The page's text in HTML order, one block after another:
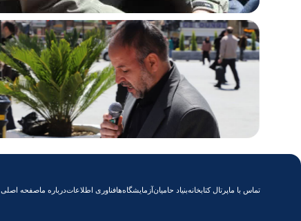
صفحه اصلیدرباره مافناوری اطلاعاتآزمایشگاه‌هابنیاد حامیانپرتال کتابخانهتماس با ما